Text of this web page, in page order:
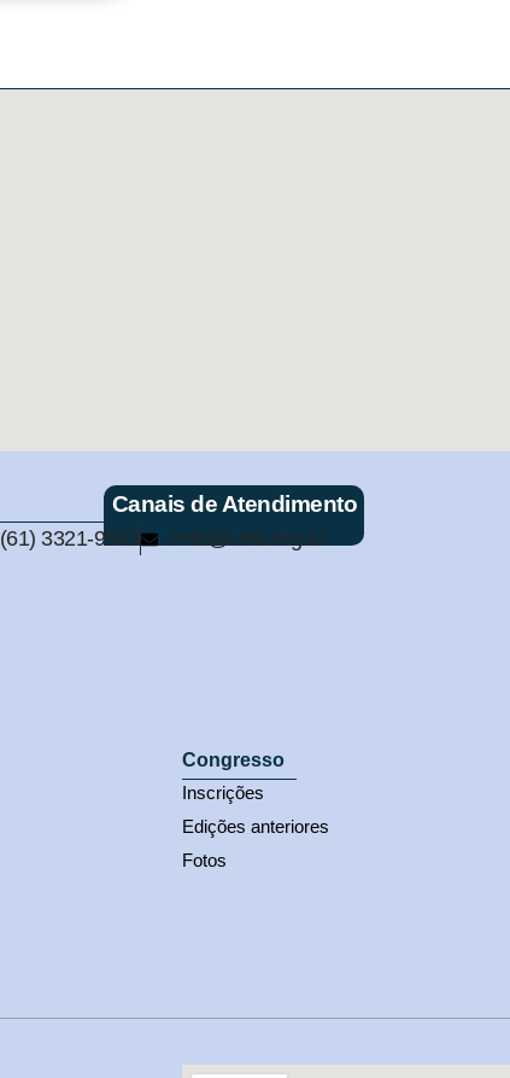
Canais de Atendimento
(61) 3321-9563 cmb@cmb.org.br
Congresso
Inscrições
Edições anteriores
Fotos